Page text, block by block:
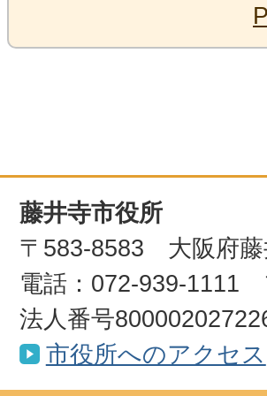
藤井寺市役所
〒583-8583 大阪府藤
電話：072-939-1111
法人番号
市役所へのアクセス